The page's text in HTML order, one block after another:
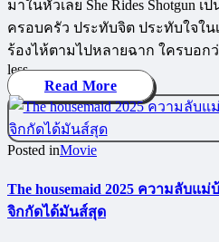
มาในหัวเลย She Rides Shotgun
ครอบครัว ประทับจิต ประทับใจใ
ร้องไห้ตามไปหลายฉาก ใครบอกว่
less…
Read More
Posted inMovie
The housemaid 2025 ความลับแ
จิกกัดได้มันส์สุด